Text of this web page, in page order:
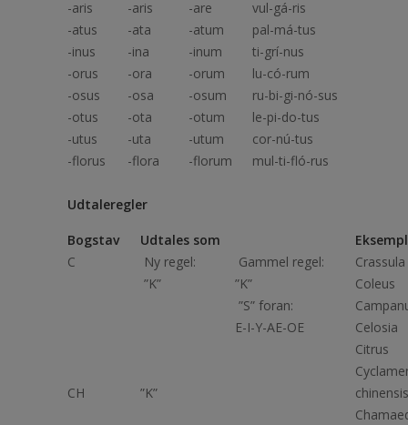
-aris -aris -are
vul-gá-ris
-atus
-ata -atum
pal-má-tus
-inus
-ina -inum
ti-grí-nus
-orus
-ora -orum
lu-có-rum
-osus
-osa -osum
ru-bi-gi-nó-sus
-otus
-ota -otum
le-pi-do-tus
-utus
-uta -utum
cor-nú-tus
-florus
-flora -florum mul-ti-fló-rus
Udtaleregler
Bogstav Udtales som
C
Ny regel:
”K”
Gammel regel:
”K”
”S” foran:
E-I-Y-AE-OE
Citrus
CH
”K”